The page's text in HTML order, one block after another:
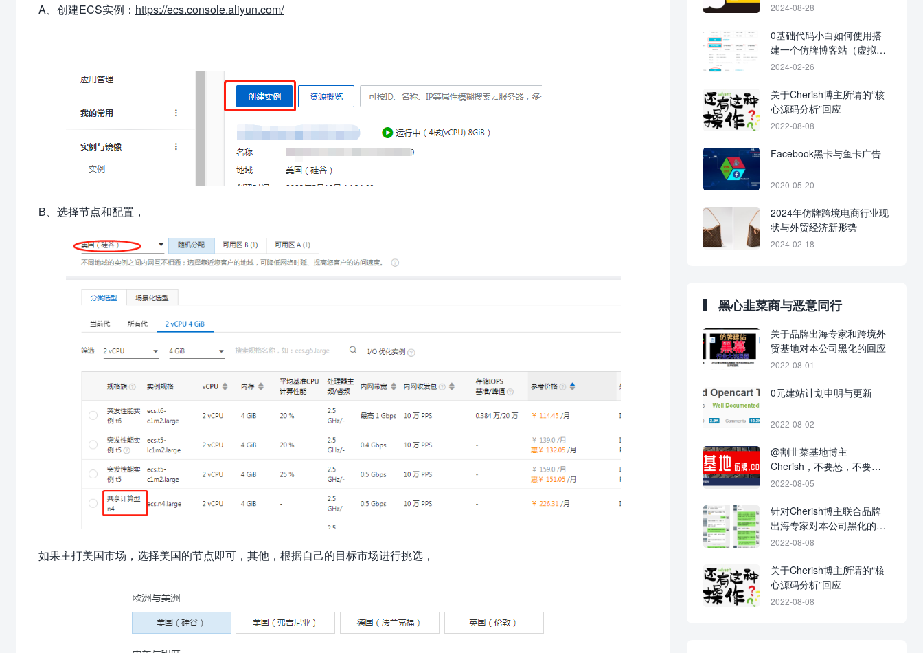
A、创建ECS实例： https://ecs.console.aliyun.com/
B、选择节点和配置，
如果主打美国市场，选择美国的节点即可，其他，根据自己的目标市场进行挑选，
2024-08-28
0基础代码小白如何使用搭
建一个仿牌博客站（虚拟主
机版）
2024-02-26
关于Cherish博主所谓的“核
心源码分析”回应
2022-08-08
Facebook黑卡与鱼卡广告
2020-05-20
2024年仿牌跨境电商行业现
状与外贸经济新形势
2024-02-18
黑心韭菜商与恶意同行
关于品牌出海专家和跨境外
贸基地对本公司黑化的回应
2022-08-01
0元建站计划申明与更新
2022-08-02
@割韭菜基地博主
Cherish，不要怂，不要不
回应，不要当缩头乌龟！
2022-08-05
针对Cherish博主联合品牌
出海专家对本公司黑化的战
争进展图
2022-08-08
关于Cherish博主所谓的“核
心源码分析”回应
2022-08-08